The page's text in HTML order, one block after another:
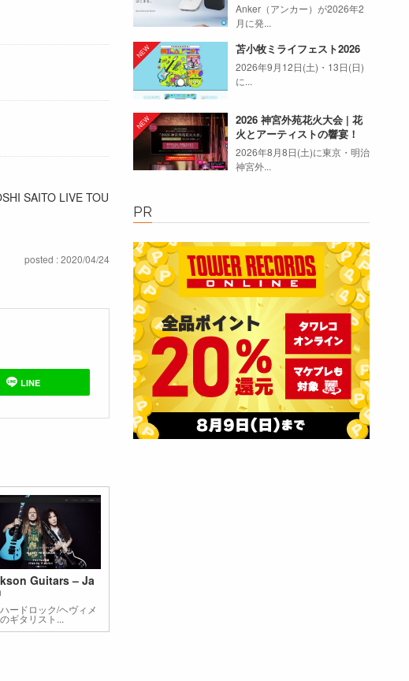
SAITO LIVE TOU
posted : 2020/04/24
LINE
Guitars – Ja
ードロック/ヘヴィメ
ギタリスト...
Anker（アンカー）が2026年2
月に発...
苫小牧ミライフェスト2026
2026年9月12日(土)・13日(日)
に...
2026 神宮外苑花火大会 | 花
火とアーティストの響宴！
2026年8月8日(土)に東京・明治
神宮外...
PR